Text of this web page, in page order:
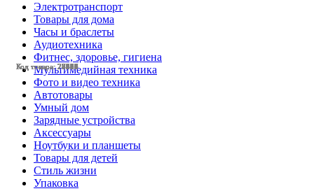
Код товара: 27530
Код товара: 28089
Код товара: 27529
Код товара: 28511
Код товара: 24937
Код товара: 27787
Код товара: 27532
Код товара: 28114
Код товара: 28005
Код товара: 28125
Код товара: 28500
Код товара: 28039
Код товара: 28076
Код товара: 28499
Код товара: 28409
Код товара: 27551
Код товара: 28408
Код товара: 28411
Код товара: 28196
Код товара: 28010
Код товара: 28407
Код товара: 28101
Код товара: 27971
Код товара: 27431
Код товара: 27365
Электротранспорт
Товары для дома
Часы и браслеты
Аудиотехника
Фитнес, здоровье, гигиена
Мультимедийная техника
Фото и видео техника
Автотовары
Умный дом
Зарядные устройства
Аксессуары
Ноутбуки и планшеты
Товары для детей
Стиль жизни
Упаковка